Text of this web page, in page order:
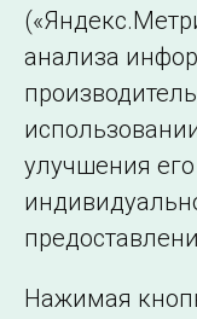
Подписаться
©2005–2026 АО «СО
анализа
улучшения
Нажимая